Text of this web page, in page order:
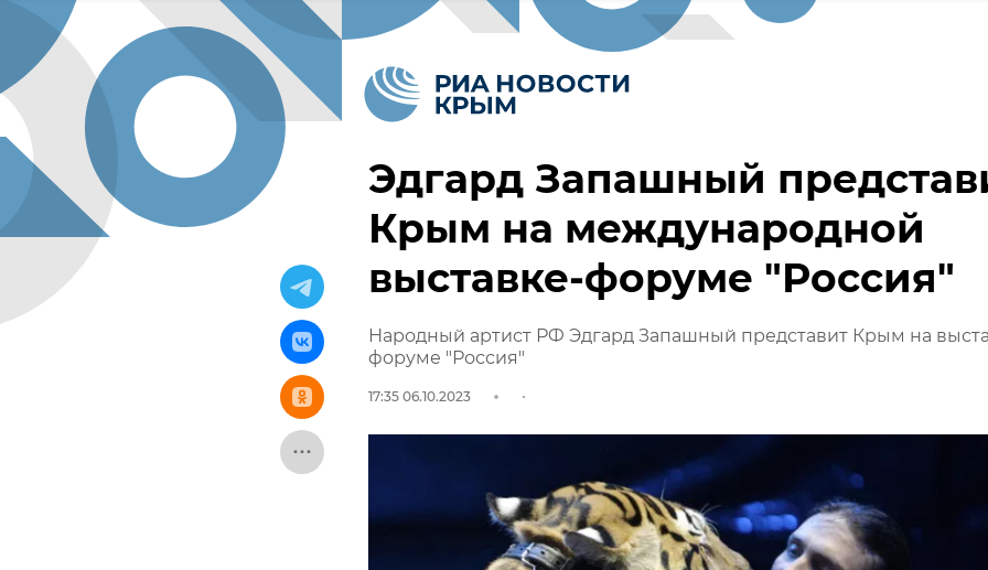
Эдгард Запашный
Крым на международной
выставке-форуме "Россия"
Народный артист РФ Эдгард Запашный представит Крым на
форуме "Россия"
17:35 06.10.2023